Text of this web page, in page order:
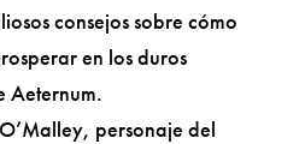
consejos sobre cómo
en los duros
Aeternum.
personaje del